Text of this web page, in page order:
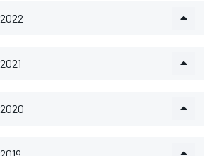
2022
2021
2020